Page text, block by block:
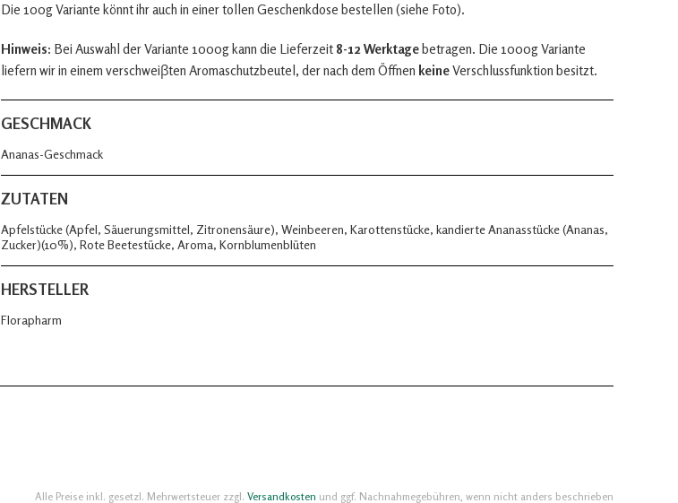
Die 100g Variante könnt ihr auch in einer tollen Geschenkdose bestellen (siehe Foto).
Hinweis: Bei Auswahl der Variante 1000g kann die Lieferzeit 8-12 Werktagebetragen. Die 1000g Variante
liefern wir in einem verschweiβten Aromaschutzbeutel, der nach dem Öffnen keineVerschlussfunktion besitzt.
GESCHMACK
Ananas-Geschmack
ZUTATEN
Apfelstücke (Apfel, Säuerungsmittel, Zitronensäure), Weinbeeren, Karottenstücke, kandierte Ananasstücke (Ananas,
Zucker)(10%), Rote Beetestücke, Aroma, Kornblumenblüten
HERSTELLER
Florapharm
Alle Preise inkl. gesetzl. Mehrwertsteuer zzgl. Versandkosten und ggf. Nachnahmegebühren, wenn nicht anders beschrieben